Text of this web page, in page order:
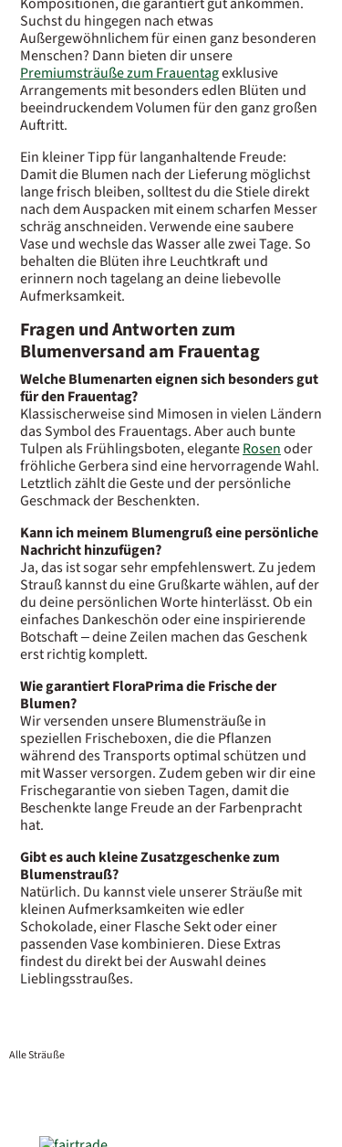
Suchst du hingegen nach etwas
Außergewöhnlichem für einen ganz besonderen
Menschen? Dann bieten dir unsere
Premiumsträuße zum Frauentagexklusive
Arrangements mit besonders edlen Blüten und
beeindruckendem Volumen für den ganz großen
Auftritt.
Ein kleiner Tipp für langanhaltende Freude:
Damit die Blumen nach der Lieferung möglichst
lange frisch bleiben, solltest du die Stiele direkt
nach dem Auspacken mit einem scharfen Messer
schräg anschneiden. Verwende eine saubere
Vase und wechsle das Wasser alle zwei Tage. So
behalten die Blüten ihre Leuchtkraft und
erinnern noch tagelang an deine liebevolle
Aufmerksamkeit.
Fragen und Antworten zum
Blumenversand am Frauentag
Welche Blumenarten eignen sich besonders gut
für den Frauentag?
Klassischerweise sind Mimosen in vielen Ländern
das Symbol des Frauentags. Aber auch bunte
Tulpen als Frühlingsboten, eleganteRosenoder
fröhliche Gerbera sind eine hervorragende Wahl.
Letztlich zählt die Geste und der persönliche
Geschmack der Beschenkten.
Kann ich meinem Blumengruß eine persönliche
Nachricht hinzufügen?
Ja, das ist sogar sehr empfehlenswert. Zu jedem
Strauß kannst du eine Grußkarte wählen, auf der
du deine persönlichen Worte hinterlässt. Ob ein
einfaches Dankeschön oder eine inspirierende
Botschaft – deine Zeilen machen das Geschenk
erst richtig komplett.
Wie garantiert FloraPrima die Frische der
Blumen?
Wir versenden unsere Blumensträuße in
speziellen Frischeboxen, die die Pflanzen
während des Transports optimal schützen und
mit Wasser versorgen. Zudem geben wir dir eine
Frischegarantie von sieben Tagen, damit die
Beschenkte lange Freude an der Farbenpracht
hat.
Gibt es auch kleine Zusatzgeschenke zum
Blumenstrauß?
Natürlich. Du kannst viele unserer Sträuße mit
kleinen Aufmerksamkeiten wie edler
Schokolade, einer Flasche Sekt oder einer
passenden Vase kombinieren. Diese Extras
findest du direkt bei der Auswahl deines
Lieblingsstraußes.
Alle Sträuße